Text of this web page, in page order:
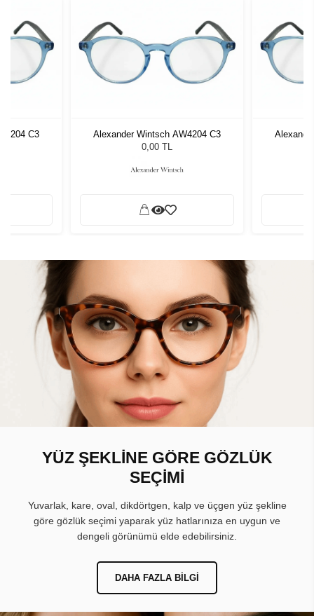
C3
Alexander Wintsch AW4204 C3
0,00 TL
YÜZ ŞEKLİNE GÖRE GÖZLÜK
SEÇİMİ
Yuvarlak, kare, oval, dikdörtgen, kalp ve üçgen yüz şekline
göre gözlük seçimi yaparak yüz hatlarınıza en uygun ve
dengeli görünümü elde edebilirsiniz.
DAHA FAZLA BILGI